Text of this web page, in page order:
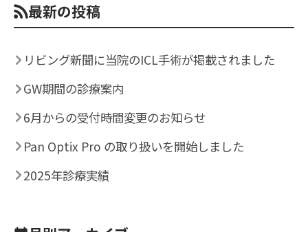
最新の投稿
リビング新聞に当院のICL手術が掲載されました
GW期間の診療案内
6月からの受付時間変更のお知らせ
Pan Optix Pro の取り扱いを開始しました
2025年診療実績